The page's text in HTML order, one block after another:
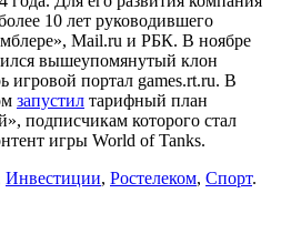
10 лет руководившего
Mail.ru и РБК. В ноябре
вышеупомянутый клон
игровой портал games.rt.ru. В
запустил тарифный план
подписчикам которого стал
игры World of Tanks.
Инвестиции, Ростелеком, Спорт.